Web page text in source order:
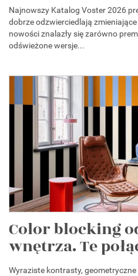
Najnowszy Katalog Voster 2026
dobrze odzwierciedlają
nowości znalazły się zarówno
odświeżone wersje...
Color blocking
wnętrza. Te
Wyraziste kontrasty,